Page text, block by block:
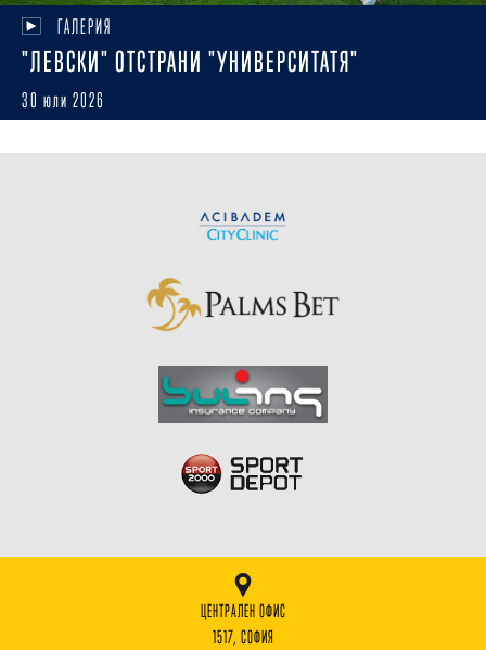
ГАЛЕРИЯ
"ЛЕВСКИ" ОТСТРАНИ "УНИВЕРСИТАТЯ"
30 юли 2026
ЦЕНТРАЛЕН ОФИС
1517, СОФИЯ